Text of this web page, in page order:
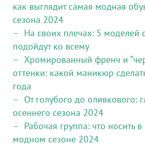
как выглядит самая модная
сезона 2024
На своих плечах: 5 моделей
подойдут ко всему
Хромированный френч и
оттенки: какой маникюр
года
От голубого до оливкового:
осеннего сезона 2024
Рабочая группа: что носить
модном сезоне 2024